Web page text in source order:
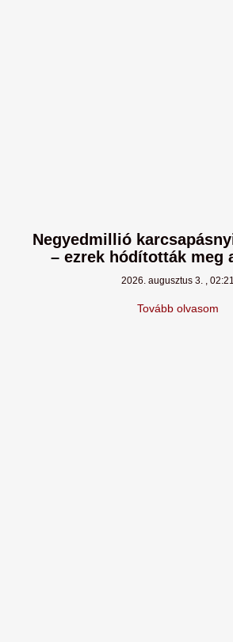
Negyedmillió
– ezrek hódították meg
2026. augusztus 3. 02:21
Tovább olvasom